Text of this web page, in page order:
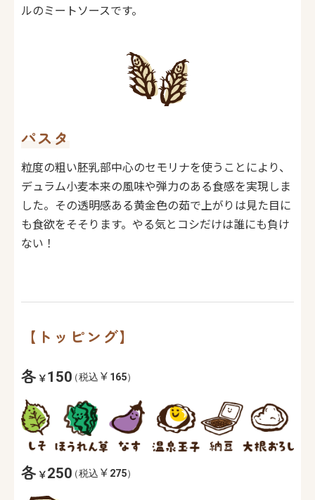
ルのミートソースです。
パスタ
粒度の粗い胚乳部中心のセモリナを使うことにより、
デュラム小麦本来の風味や弾力のある食感を実現しま
した。その透明感ある黄金色の茹で上がりは見た目に
も食欲をそそります。やる気とコシだけは誰にも負け
ない！
【トッピング】
各
150（税込 165）
各 250（税込 275）